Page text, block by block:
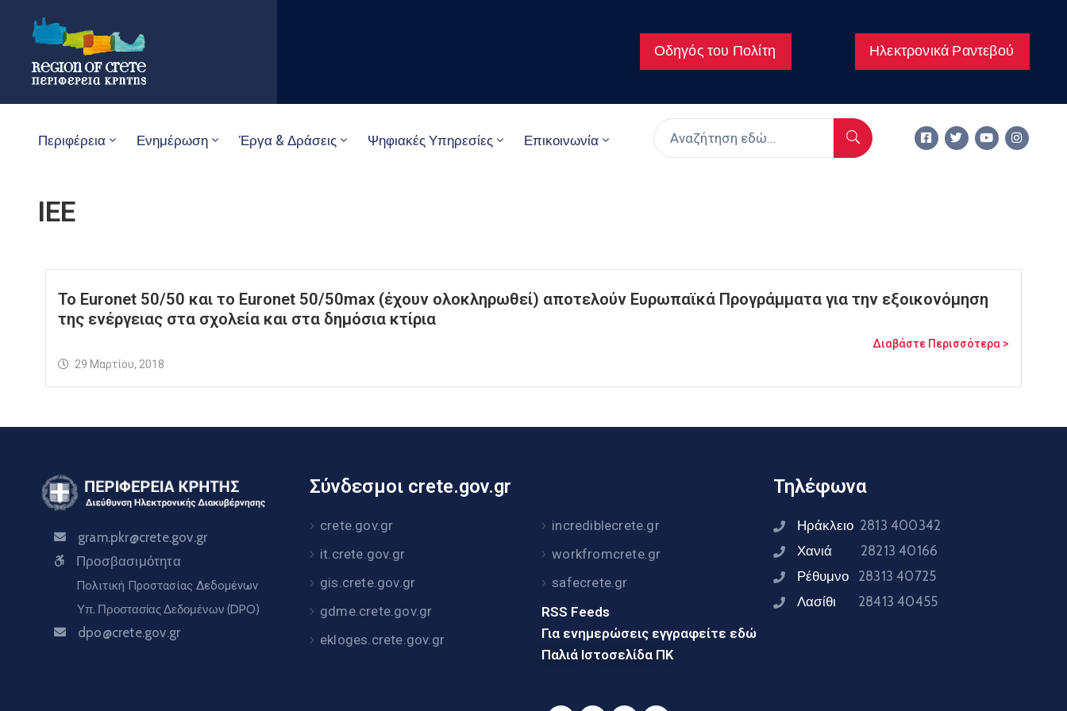
Οδηγός του Πολίτη Ηλεκτρονικά Ραντεβού
Περιφέρεια Ενημέρωση Έργα & Δράσεις Ψηφιακές Υπηρεσίες Επικοινωνία
IEE
Το Euronet 50/50 και το Euronet 50/50max (έχουν ολοκληρωθεί) αποτελούν Ευρωπαϊκά Προγράμματα για την εξοικονόμηση
της ενέργειας στα σχολεία και στα δημόσια κτίρια
Διαβάστε Περισσότερα >
29 Μαρτίου, 2018
gram.pkr@crete.gov.gr
Προσβασιμότητα
Πολιτική Προστασίας Δεδομένων
Υπ. Προστασίας Δεδομένων (DPO)
dpo@crete.gov.gr
Σύνδεσμοι crete.gov.gr
crete.gov.gr
it.crete.gov.gr
gis.crete.gov.gr
gdme.crete.gov.gr
ekloges.crete.gov.gr
incrediblecrete.gr
workfromcrete.gr
safecrete.gr
RSS Feeds
Για ενημερώσεις εγγραφείτε εδώ
Παλιά Ιστοσελίδα ΠΚ
Τηλέφωνα
Ηράκλειο 2813 400342
Χανιά 28213 40166
Ρέθυμνο 28313 40725
Λασίθι 28413 40455